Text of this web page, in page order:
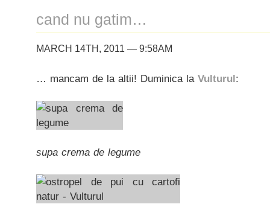
cand nu gatim…
MARCH 14TH, 2011 — 9:58AM
… mancam de la altii! Duminica la Vulturul:
supa crema de legume